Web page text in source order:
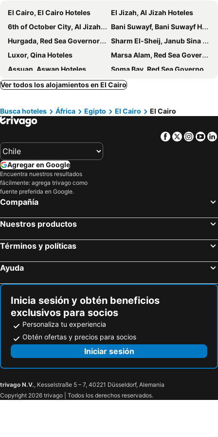
Marriott Mena House, Cairo
Holiday Inn Cairo - Citystars By Ihg
New Palace Hotel
Sama hotel
Brothers
Soft Hotel
Central Cairo Hotel
Viaje Hotel Downtown Cairo
Sama Hotel Sherif Bash
Miramar Talaat Harb Square
Cairo Inn
Cosmopolitan hotel
Falcon Pyramids Inn
Tolip Hotel Olympic International City
Renaissance Cairo Mirage City Hotel
El Cairo, El Cairo Hoteles
El Jizah, Al Jizah Hoteles
6th of October City, Al Jizah Hoteles
Bani Suwayf, Bani Suwayf Hoteles
Hurgada, Red Sea Governorate Hoteles
Sharm El-Sheij, Janub Sina Hoteles
Luxor, Qina Hoteles
Marsa Alam, Red Sea Governorate Hoteles
Assuan, Aswan Hoteles
Soma Bay, Red Sea Governorate Hoteles
El Gouna, Red Sea Governorate Hoteles
Ver todos los alojamientos en El Cairo
Busca hoteles África Egipto El Cairo El Cairo
Facebook
Twitter
Agregar en Google
Encuentra nuestros resultados
fácilmente: agrega trivago como
fuente preferida en Google.
Compañía
Nuestros productos
Términos y políticas
Ayuda
Inicia sesión y obtén beneficios
exclusivos para socios
Personaliza tu experiencia
Obtén ofertas y precios para socios
Iniciar sesión
trivago N.V., Kesselstraße 5 – 7, 40221 Düsseldorf, Alemania
Copyright 2026 trivago | Todos los derechos reservados.